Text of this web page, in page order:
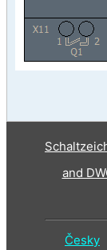
and
Česky